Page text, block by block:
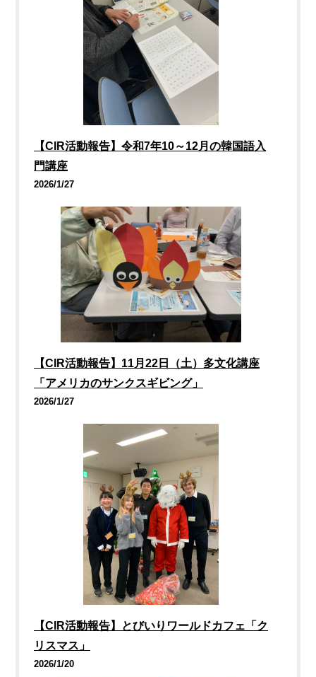
【CIR活動報告】令和7年10～12月の韓国語入
門講座
2026/1/27
【CIR活動報告】11月22日（土）多文化講座
「アメリカのサンクスギビング」
2026/1/27
【CIR活動報告】とびいりワールドカフェ「ク
リスマス」
2026/1/20